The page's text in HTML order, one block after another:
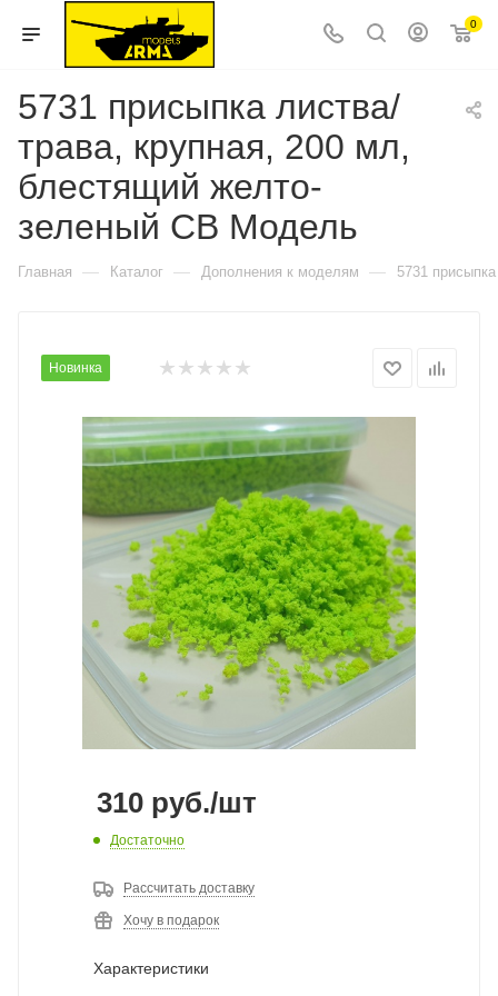
0
5731 присыпка листва/
трава, крупная, 200 мл,
блестящий желто-
зеленый СВ Модель
Главная — Каталог — Дополнения к моделям — 5731
Новинка
310 руб./шт
Достаточно
Рассчитать доставку
Хочу в подарок
Характеристики